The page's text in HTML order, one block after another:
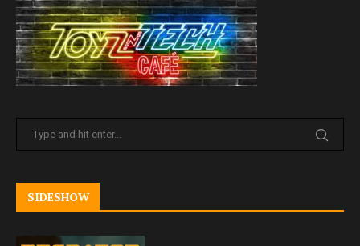
SIDESHOW